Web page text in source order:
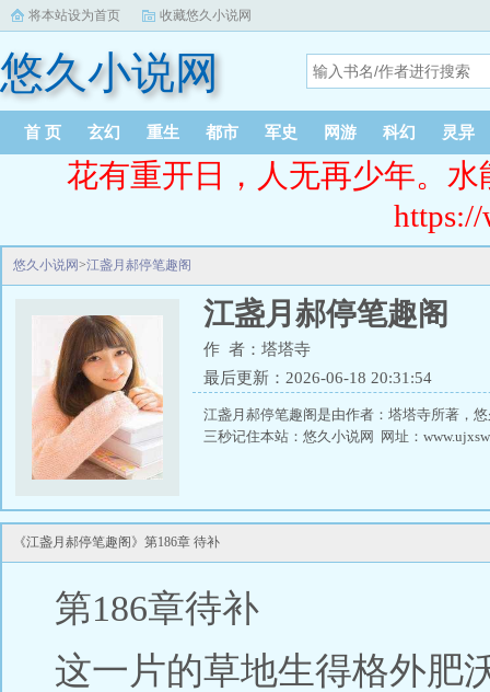
将本站设为首页 收藏悠久小说网
悠久小说网
首 页 玄幻 重生 都市 军史 网游 科幻 灵异
花有重开日，人无再少年。
悠久小说网>江盏月郝停笔趣阁
江盏月郝停笔趣阁
作 者：塔塔寺
最后更新：2026-06-18 20:31:54
江盏月郝停笔趣阁是由作者：塔塔寺所著，
三秒记住本站：悠久小说网 网址：
《江盏月郝停笔趣阁》第186章 待补
第186章待补
这一片的草地生得格外肥